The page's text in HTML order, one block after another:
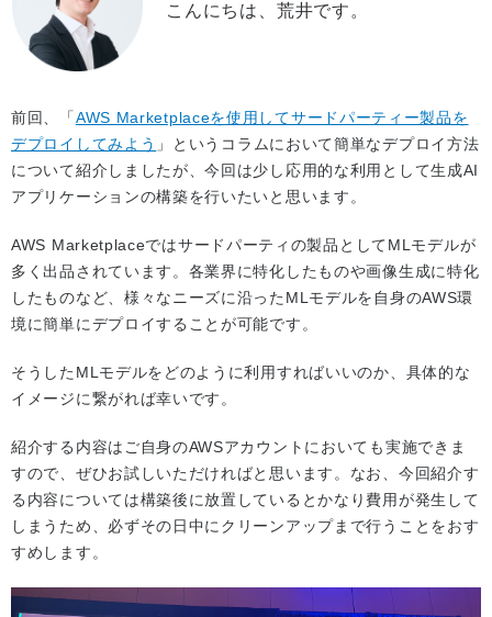
こんにちは、荒井です。
前回、「AWS Marketplaceを使用してサードパーティー製品を
デプロイしてみよう 」というコラムにおいて簡単なデプロイ方法
について紹介しましたが、今回は少し応用的な利用として生成AI
アプリケーションの構築を行いたいと思います。
AWS Marketplaceではサードパーティの製品としてMLモデルが
多く出品されています。各業界に特化したものや画像生成に特化
したものなど、様々なニーズに沿ったMLモデルを自身のAWS環
境に簡単にデプロイすることが可能です。
そうしたMLモデルをどのように利用すればいいのか、具体的な
イメージに繋がれば幸いです。
紹介する内容はご自身のAWSアカウントにおいても実施できま
すので、ぜひお試しいただければと思います。なお、今回紹介す
る内容については構築後に放置しているとかなり費用が発生して
しまうため、必ずその日中にクリーンアップまで行うことをおす
すめします。